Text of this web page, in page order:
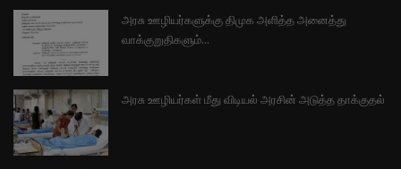
அரசு ஊழியர்களுக்கு திமுக அளித்த அனைத்து
வாக்குறுதிகளும்...
அரசு ஊழியர்கள் மீது விடியல் அரசின் அடுத்த தாக்குதல்